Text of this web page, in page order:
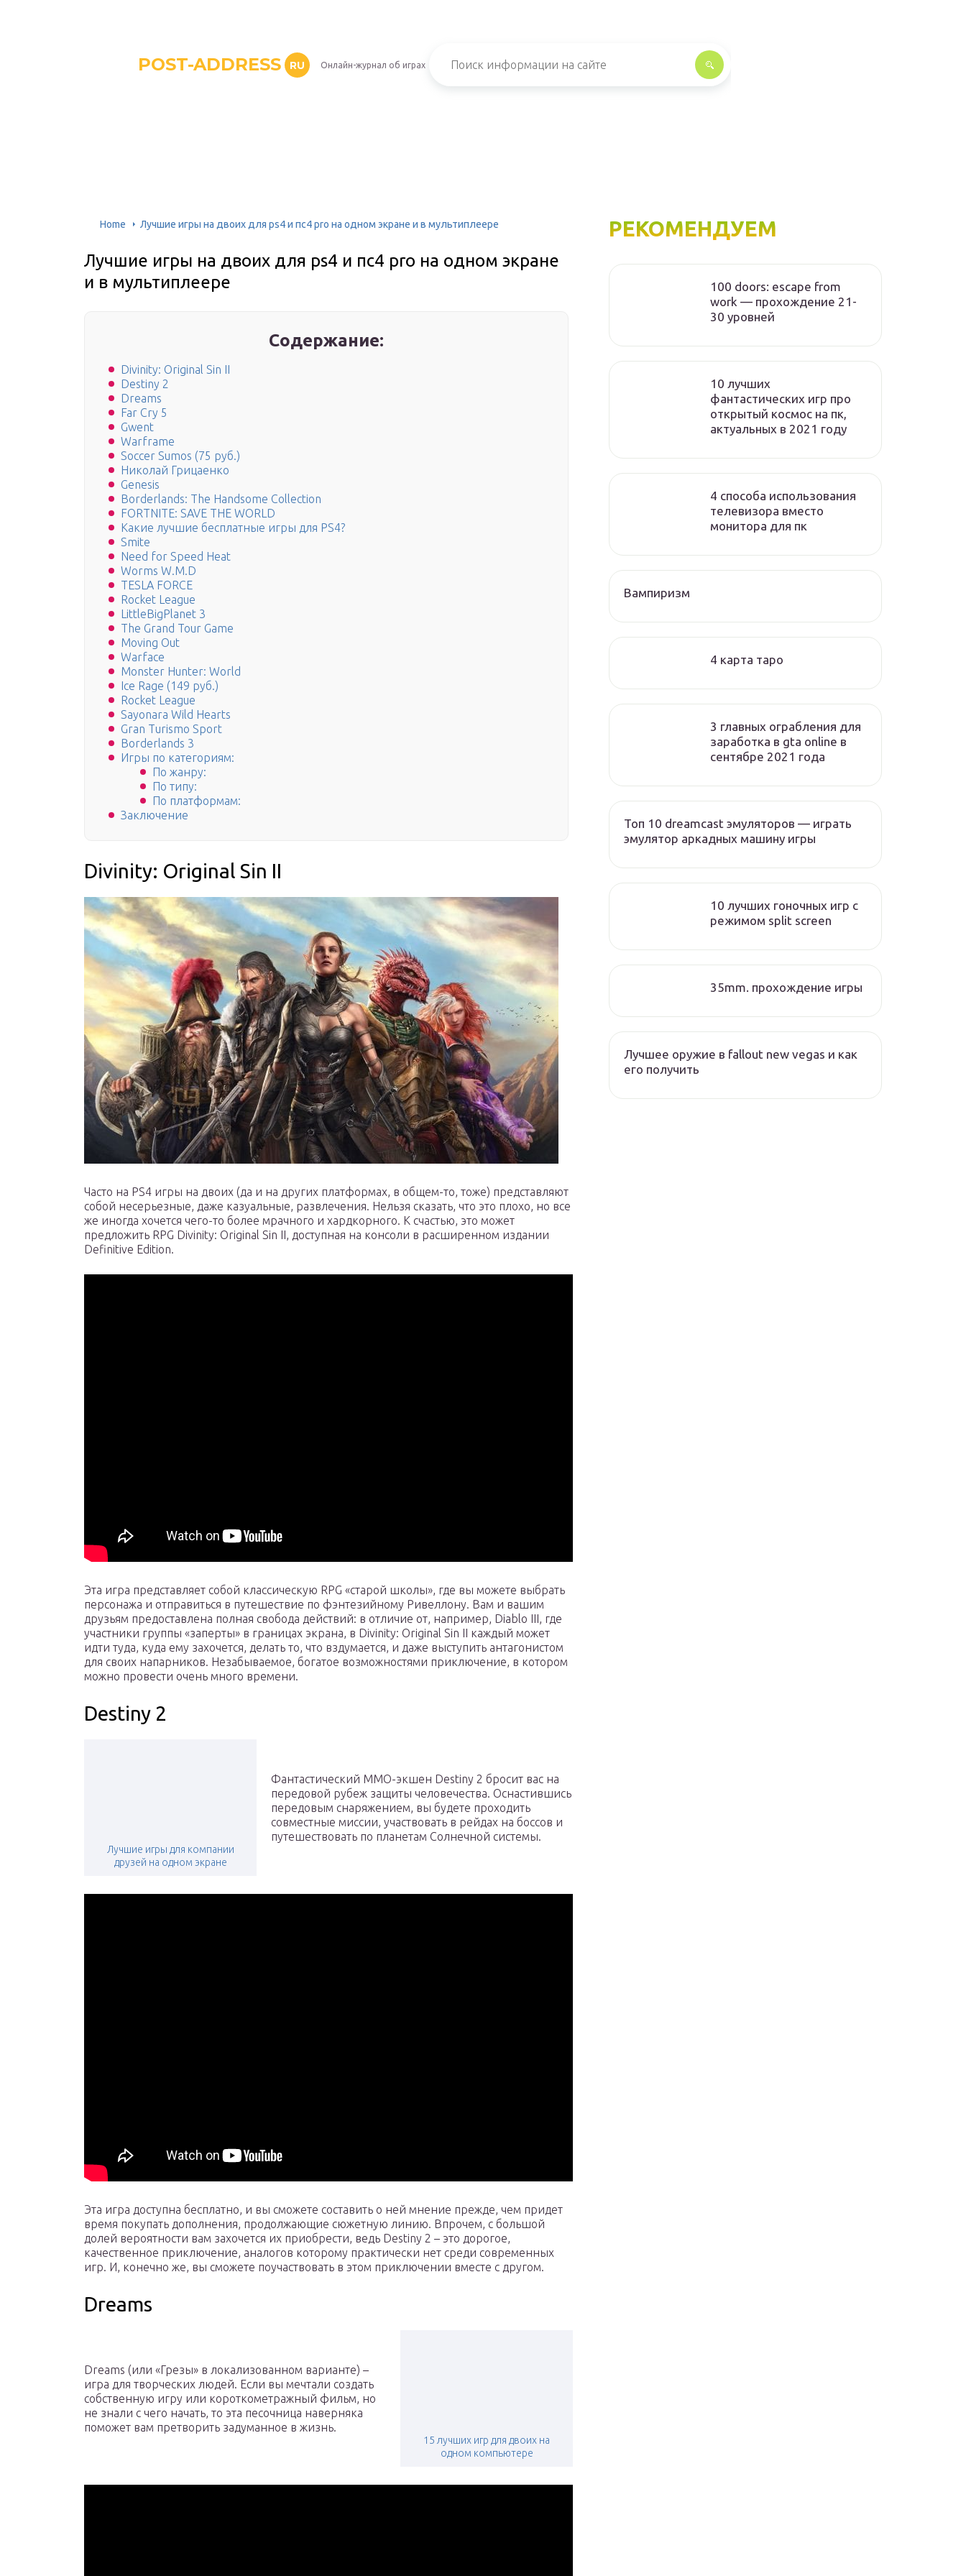
POST-ADDRESS RU Онлайн-журнал об играх
Home Лучшие игры на двоих для ps4 и пс4 pro на одном экране и в мультиплеере
Лучшие игры на двоих для ps4 и пс4 pro на одном экране
и в мультиплеере
Содержание:
Divinity: Original Sin II
Destiny 2
Dreams
Far Cry 5
Gwent
Warframe
Soccer Sumos (75 руб.)
Николай Грицаенко
Genesis
Borderlands: The Handsome Collection
FORTNITE: SAVE THE WORLD
Какие лучшие бесплатные игры для PS4?
Smite
Need for Speed Heat
Worms W.M.D
TESLA FORCE
Rocket League
LittleBigPlanet 3
The Grand Tour Game
Moving Out
Warface
Monster Hunter: World
Ice Rage (149 руб.)
Rocket League
Sayonara Wild Hearts
Gran Turismo Sport
Borderlands 3
Игры по категориям:
По жанру:
По типу:
По платформам:
Заключение
Divinity: Original Sin II
Часто на PS4 игры на двоих (да и на других платформах, в общем-то, тоже) представляют
собой несерьезные, даже казуальные, развлечения. Нельзя сказать, что это плохо, но все
же иногда хочется чего-то более мрачного и хардкорного. К счастью, это может
предложить RPG Divinity: Original Sin II, доступная на консоли в расширенном издании
Definitive Edition.
Эта игра представляет собой классическую RPG «старой школы», где вы можете выбрать
персонажа и отправиться в путешествие по фэнтезийному Ривеллону. Вам и вашим
друзьям предоставлена полная свобода действий: в отличие от, например, Diablo III, где
участники группы «заперты» в границах экрана, в Divinity: Original Sin II каждый может
идти туда, куда ему захочется, делать то, что вздумается, и даже выступить антагонистом
для своих напарников. Незабываемое, богатое возможностями приключение, в котором
можно провести очень много времени.
Destiny 2
Лучшие игры для компании
друзей на одном экране
Фантастический ММО-экшен Destiny 2 бросит вас на
передовой рубеж защиты человечества. Оснастившись
передовым снаряжением, вы будете проходить
совместные миссии, участвовать в рейдах на боссов и
путешествовать по планетам Солнечной системы.
Эта игра доступна бесплатно, и вы сможете составить о ней мнение прежде, чем придет
время покупать дополнения, продолжающие сюжетную линию. Впрочем, с большой
долей вероятности вам захочется их приобрести, ведь Destiny 2 – это дорогое,
качественное приключение, аналогов которому практически нет среди современных
игр. И, конечно же, вы сможете поучаствовать в этом приключении вместе с другом.
Dreams
15 лучших игр для двоих на
одном компьютере
Dreams (или «Грезы» в локализованном варианте) –
игра для творческих людей. Если вы мечтали создать
собственную игру или короткометражный фильм, но
не знали с чего начать, то эта песочница наверняка
поможет вам претворить задуманное в жизнь.
РЕКОМЕНДУЕМ
100 doors: escape from
work — прохождение 21-
30 уровней
10 лучших
фантастических игр про
открытый космос на пк,
актуальных в 2021 году
4 способа использования
телевизора вместо
монитора для пк
Вампиризм
4 карта таро
3 главных ограбления для
заработка в gta online в
сентябре 2021 года
Топ 10 dreamcast эмуляторов — играть
эмулятор аркадных машину игры
10 лучших гоночных игр c
режимом split screen
35mm. прохождение игры
Лучшее оружие в fallout new vegas и как
его получить